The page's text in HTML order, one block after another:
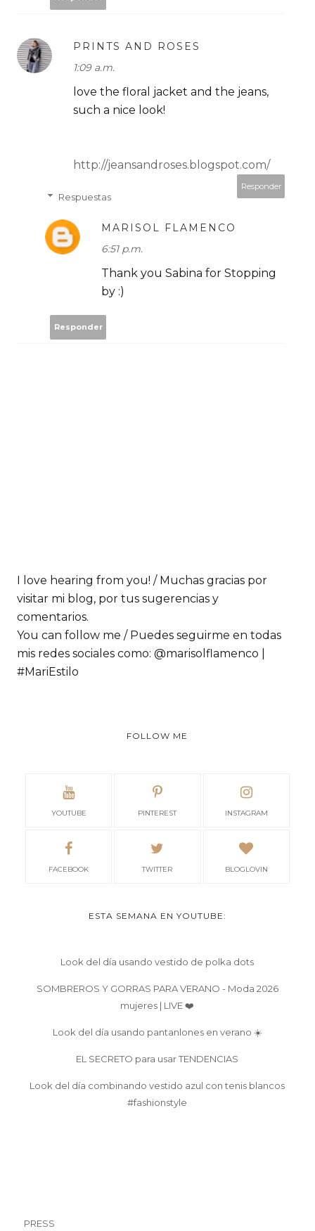
PRINTS AND ROSES
1:09 a.m.
love the floral jacket and the jeans,
such a nice look!
http://jeansandroses.blogspot.com/
Responder
Respuestas
MARISOL FLAMENCO
6:51 p.m.
Thank you Sabina for Stopping
by :)
Responder
I love hearing from you! / Muchas gracias por
visitar mi blog, por tus sugerencias y
comentarios.
You can follow me / Puedes seguirme en todas
mis redes sociales como: @marisolflamenco |
#MariEstilo
FOLLOW ME
YOUTUBE PINTEREST INSTAGRAM
FACEBOOK TWITTER BLOGLOVIN
ESTA SEMANA EN YOUTUBE:
Look del día usando vestido de polka dots
SOMBREROS Y GORRAS PARA VERANO - Moda 2026
mujeres | LIVE ❤️
Look del día usando pantanlones en verano ☀️
EL SECRETO para usar TENDENCIAS
Look del día combinando vestido azul con tenis blancos
#fashionstyle
PRESS